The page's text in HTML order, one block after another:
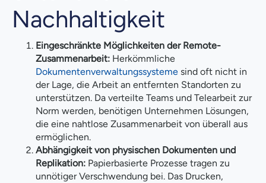
Nachhaltigkeit
Eingeschränkte Möglichkeiten der Remote-
Zusammenarbeit: Herkömmliche
Dokumentenverwaltungssysteme sind oft nicht in
der Lage, die Arbeit an entfernten Standorten zu
unterstützen. Da verteilte Teams und Telearbeit zur
Norm werden, benötigen Unternehmen Lösungen,
die eine nahtlose Zusammenarbeit von überall aus
ermöglichen.
Abhängigkeit von physischen Dokumenten und
Replikation: Papierbasierte Prozesse tragen zu
unnötiger Verschwendung bei. Das Drucken,